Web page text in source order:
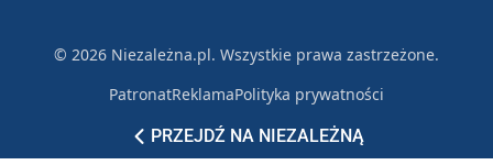
PRZEJDŹ NA NIEZALEŻNĄ
© 2026 Niezależna.pl. Wszystkie prawa zastrzeżone.
PatronatReklamaPolityka prywatności